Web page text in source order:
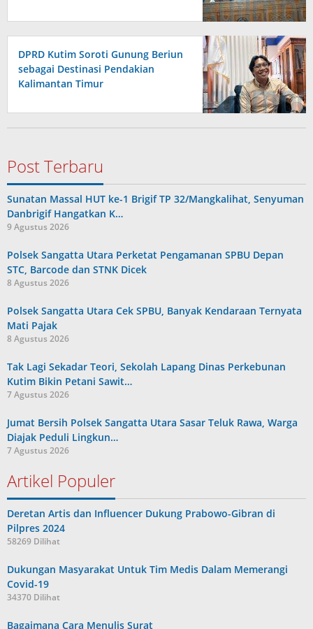
DPRD Kutim Soroti Gunung Beriun
sebagai Destinasi Pendakian
Kalimantan Timur
Post Terbaru
Sunatan Massal HUT ke-1 Brigif TP 32/Mangkalihat, Senyuman
Danbrigif Hangatkan K…
9 Agustus 2026
Polsek Sangatta Utara Perketat Pengamanan SPBU Depan
STC, Barcode dan STNK Dicek
8 Agustus 2026
Polsek Sangatta Utara Cek SPBU, Banyak Kendaraan Ternyata
Mati Pajak
8 Agustus 2026
Tak Lagi Sekadar Teori, Sekolah Lapang Dinas Perkebunan
Kutim Bikin Petani Sawit…
7 Agustus 2026
Jumat Bersih Polsek Sangatta Utara Sasar Teluk Rawa, Warga
Diajak Peduli Lingkun…
7 Agustus 2026
Artikel Populer
Deretan Artis dan Influencer Dukung Prabowo-Gibran di
Pilpres 2024
58269 Dilihat
Dukungan Masyarakat Untuk Tim Medis Dalam Memerangi
Covid-19
34370 Dilihat
Bagaimana Cara Menulis Surat